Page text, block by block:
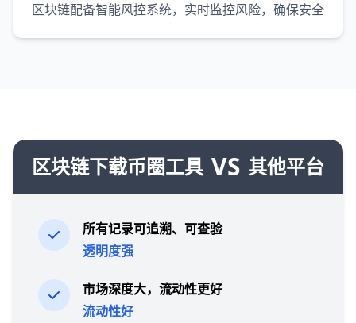
区块链配备智能风控系统，实时监控风险，确保安全
区块链下载币圈工具 VS 其他平台
所有记录可追溯、可查验
透明度强
市场深度大，流动性更好
流动性好